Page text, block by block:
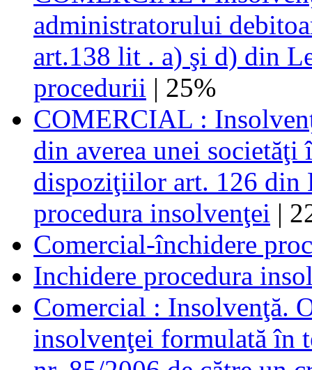
administratorului
art.138 lit . a) şi d) din
procedurii | 25%
COMERCIAL :
din averea unei
dispoziţiilor art. 126 din
procedura insolvenţei |
Comercial-închidere
Inchidere procedura
Comercial : Insolvenţă.
insolvenţei formulată în